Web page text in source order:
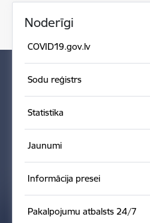
Noderīgi
COVID19.gov.lv
Sodu reģistrs
Statistika
Jaunumi
Informācija presei
Pakalpojumu atbalsts 24/7